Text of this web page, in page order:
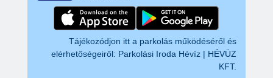
Tájékozódjon itt a parkolás működéséről és
elérhetőségeiről: Parkolási Iroda Hévíz | HÉVÜZ
KFT.